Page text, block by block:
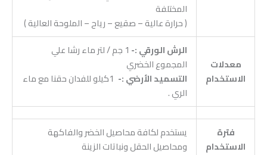
المختلفة
( حرارة عالية – صقيع – رياح – الملوحة العالية )
معدلات
الاستخدام
الرش الورقي :- 1 جم / لتر ماء رشا علي
المجموع الخضري
التسميد الأرضي :-
1كيلو للفدان حقنا مع ماء
الري .
فترة
الاستخدام
يستخدم لكافة محاصيل الخضر والفاكهة
ومحاصيل الحقل ونباتات الزينة